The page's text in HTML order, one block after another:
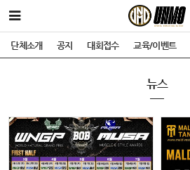
단체소개 공지 대회접수 교육/이벤트
뉴스